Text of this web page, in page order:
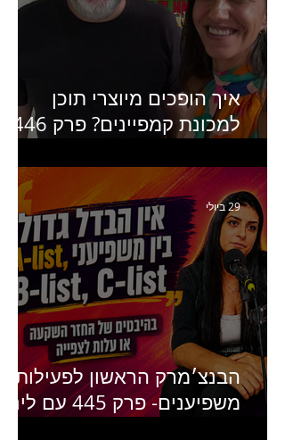
מנכ״לית Humanz ישראל
איך הופכים מיוצרי תוכן
למכונת קמפיינים? פרק 446
ומנהלת לשעבר של קהילת
היוצרים של טיקטוק
הבנצ׳מרק הראשון לפעילות
משפיענים- פרק 445 עם לינוי
29 ביולי